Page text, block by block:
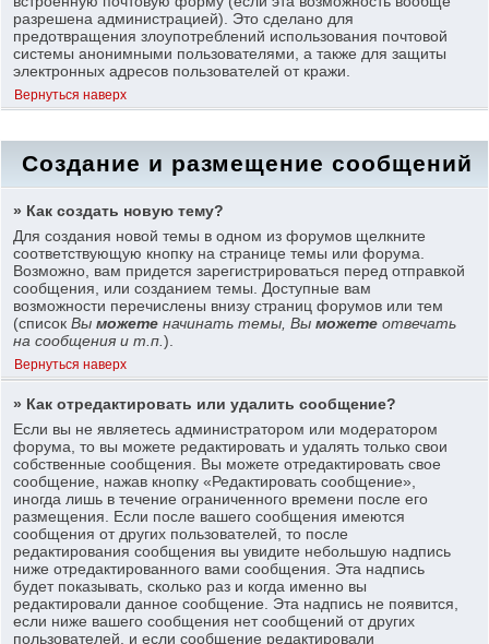
разрешена администрацией). Это сделано для
предотвращения злоупотреблений использования почтовой
системы анонимными пользователями, а также для защиты
электронных адресов пользователей от кражи.
Вернуться наверх
Создание и размещение сообщений
» Как создать новую тему?
Для создания новой темы в одном из форумов щелкните
соответствующую кнопку на странице темы или форума.
Возможно, вам придется зарегистрироваться перед отправкой
сообщения, или созданием темы. Доступные вам
возможности перечислены внизу страниц форумов или тем
(списокВыможете начинать темы, Выможете отвечать
на сообщения и т.п.).
Вернуться наверх
» Как отредактировать или удалить сообщение?
Если вы не являетесь администратором или модератором
форума, то вы можете редактировать и удалять только свои
собственные сообщения. Вы можете отредактировать свое
сообщение, нажав кнопку «Редактировать сообщение»,
иногда лишь в течение ограниченного времени после его
размещения. Если после вашего сообщения имеются
сообщения от других пользователей, то после
редактирования сообщения вы увидите небольшую надпись
ниже отредактированного вами сообщения. Эта надпись
будет показывать, сколько раз и когда именно вы
редактировали данное сообщение. Эта надпись не появится,
если ниже вашего сообщения нет сообщений от других
пользователей, и если сообщение редактировали